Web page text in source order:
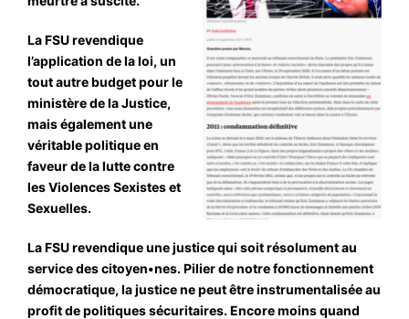
La FSU revendique
l’application de la loi, un
tout autre budget pour le
ministère de la Justice,
mais également une
véritable politique en
faveur de la lutte contre
les Violences Sexistes et
Sexuelles.
La FSU revendique une justice qui soit résolument au
service des citoyen•nes. Pilier de notre fonctionnement
démocratique, la justice ne peut être instrumentalisée au
profit de politiques sécuritaires. Encore moins quand